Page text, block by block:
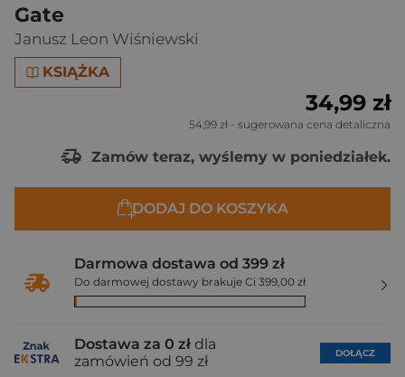
Gate
Janusz Leon Wiśniewski
KSIĄŻKA
34,99 zł
54,99 zł - sugerowana cena detaliczna
Zamów teraz, wyślemy w poniedziałek.
DODAJ DO KOSZYKA
Darmowa dostawa od 399 zł
Do darmowej dostawy brakuje Ci 399,00 zł
Dostawa za 0 zł dla
zamówień od 99 zł
DOŁĄCZ